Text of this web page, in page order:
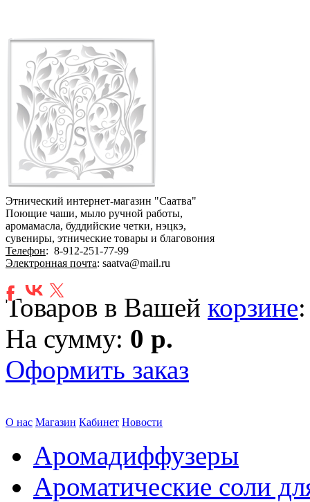
Этнический интернет-магазин "Саатва"
Поющие чаши, мыло ручной работы,
аромамасла, буддийские четки, нэцкэ,
сувениры, этнические товары и благовония
Телефон: 8-912-251-77-99
Электронная почта: saatva@mail.ru
Товаров в Вашей корзине
На сумму: 0 р.
Оформить заказ
О нас Магазин Кабинет Новости
Аромадиффузеры
Ароматические соли